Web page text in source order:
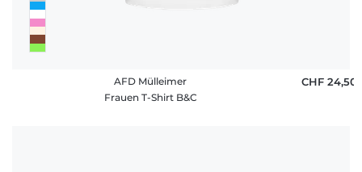
AFD Mülleimer
Frauen T-Shirt B&C
CHF 24,50